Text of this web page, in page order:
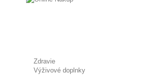
Zdravie
Výživové doplnky